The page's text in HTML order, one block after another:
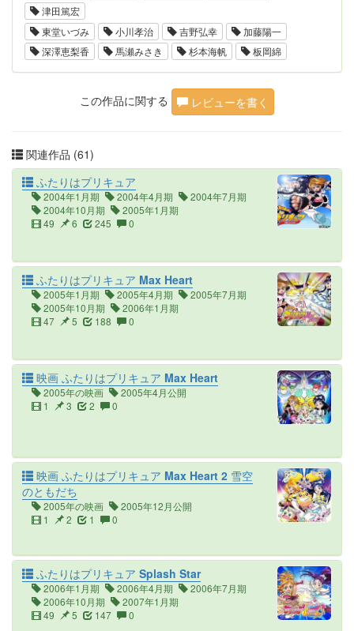
津田篤宏
東堂いづみ
小川孝治 吉野弘幸
加藤陽一
深澤恵梨香
馬瀬みさき 杉本海帆 板岡綿
この作品に関する レビューを書く
関連作品 (61)
ふたりはプリキュア
2004年1月期 2004年4月期
2004年7月期
2004年10月期
2005年1月期
49
6 245 0
ふたりはプリキュア Max Heart
2005年1月期 2005年4月期
2005年7月期
2005年10月期
2006年1月期
47
5 188 0
映画 ふたりはプリキュア Max Heart
2005年の映画
2005年4月公開
1
3 2 0
映画 ふたりはプリキュア Max Heart 2 雪空
のともだち
2005年の映画
2005年12月公開
1
2 1 0
ふたりはプリキュア Splash Star
2006年1月期 2006年4月期
2006年7月期
2006年10月期
2007年1月期
49
5 147 0